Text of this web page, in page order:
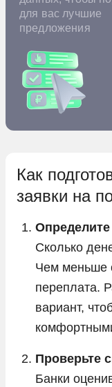
для вас лучшие
предложения
Как
заявки на
Сколько
Чем меньше
переплата.
вариант,
Проверьте
Банки